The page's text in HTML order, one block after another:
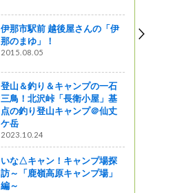
伊那市駅前 越後屋さんの「伊
那のまゆ」！
2015.08.05
登山＆釣り＆キャンプの一石
三鳥！北沢峠「長衛小屋」基
点の釣り登山キャンプ＠仙丈
ケ岳
2023.10.24
いな△キャン！キャンプ場探
訪～「鹿嶺高原キャンプ場」
編～